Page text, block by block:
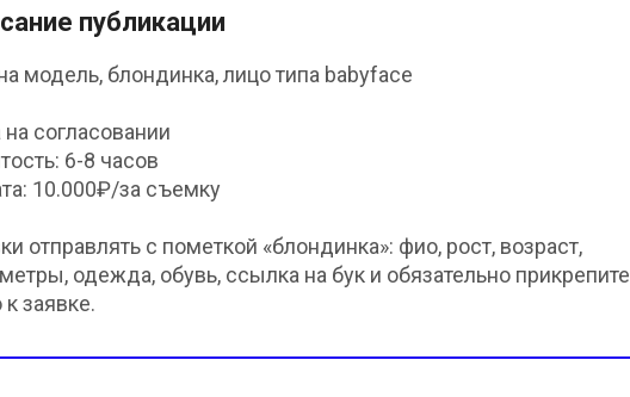
публикации
модель, блондинка, лицо типа babyface
на согласовании
6-8 часов
10.000₽/за съемку
отправлять с пометкой «блондинка»: фио, рост, возраст,
одежда, обувь, ссылка на бук и обязательно прикрепите
заявке.